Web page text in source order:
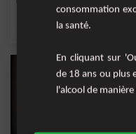
menthe fraîche,vodka
consommation
la santé.
En cliquant sur
de 18 ans ou plus
l'alcool de